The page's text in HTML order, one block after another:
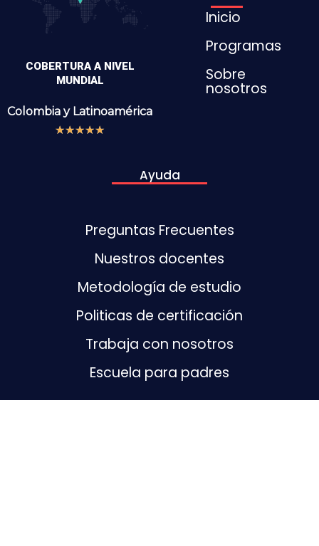
COBERTURA A NIVEL
MUNDIAL
Colombia y Latinoamérica
★★★★★
Inicio
Programas
Sobre
nosotros
Ayuda
Preguntas Frecuentes
Nuestros docentes
Metodología de estudio
Politicas de certificación
Trabaja con nosotros
Escuela para padres